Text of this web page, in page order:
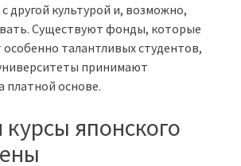
другой культурой и, возможно,
Существуют фонды, которые
талантливых студентов,
принимают
платной основе.
японского